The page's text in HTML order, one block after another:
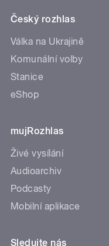
Český rozhlas
Válka na Ukrajině
Komunální volby
Stanice
eShop
mujRozhlas
Živé vysílání
Audioarchiv
Podcasty
Mobilní aplikace
Sledujte nás